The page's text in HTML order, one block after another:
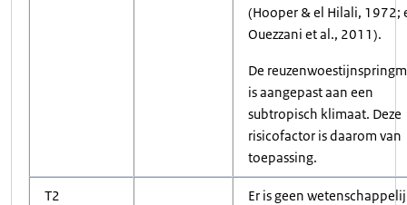
(Hooper & el Hilali, 1972;
Ouezzani et al., 2011).
De
is aangepast aan een
subtropisch klimaat. Deze
risicofactor is daarom van
toepassing.
T2
Er is geen